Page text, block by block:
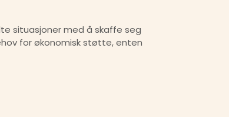
for økonomisk støtte, enten